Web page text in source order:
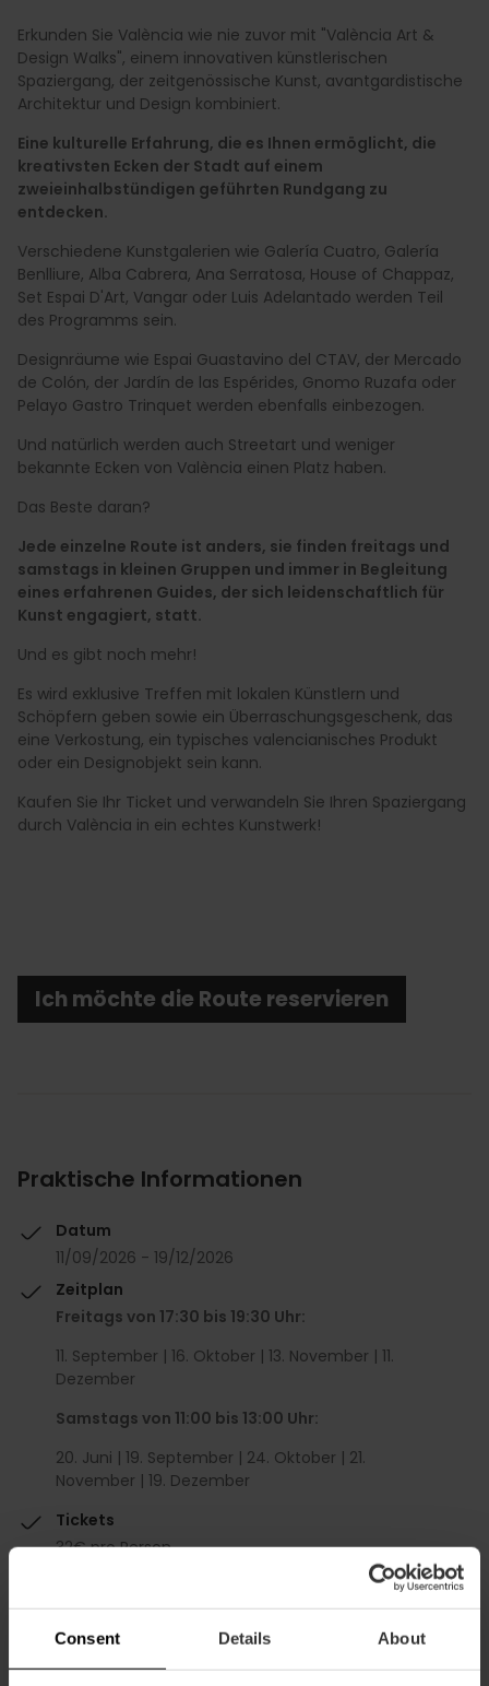
Consent Details About
Erkunden Sie València wie nie zuvor mit "València Art &
Design Walks", einem innovativen künstlerischen
Spaziergang, der zeitgenössische Kunst, avantgardistische
Architektur und Design kombiniert.
Eine kulturelle Erfahrung, die es Ihnen ermöglicht, die
kreativsten Ecken der Stadt auf einem
zweieinhalbstündigen geführten Rundgang zu
entdecken.
Verschiedene Kunstgalerien wie Galería Cuatro, Galería
Benlliure, Alba Cabrera, Ana Serratosa, House of Chappaz,
Set Espai D'Art, Vangar oder Luis Adelantado werden Teil
des Programms sein.
Designräume wie Espai Guastavino del CTAV, der Mercado
de Colón, der Jardín de las Espérides, Gnomo Ruzafa oder
Pelayo Gastro Trinquet werden ebenfalls einbezogen.
Und natürlich werden auch Streetart und weniger
bekannte Ecken von València einen Platz haben.
Das Beste daran?
Jede einzelne Route ist anders, sie finden freitags und
samstags in kleinen Gruppen und immer in Begleitung
eines erfahrenen Guides, der sich leidenschaftlich für
Kunst engagiert, statt.
Und es gibt noch mehr!
Es wird exklusive Treffen mit lokalen Künstlern und
Schöpfern geben sowie ein Überraschungsgeschenk, das
eine Verkostung, ein typisches valencianisches Produkt
oder ein Designobjekt sein kann.
Kaufen Sie Ihr Ticket und verwandeln Sie Ihren Spaziergang
durch València in ein echtes Kunstwerk!
Ich möchte die Route reservieren
Praktische Informationen
Datum
11/09/2026 - 19/12/2026
Zeitplan
Freitags von 17:30 bis 19:30 Uhr:
11. September | 16. Oktober | 13. November | 11.
Dezember
Samstags von 11:00 bis 13:00 Uhr:
20. Juni | 19. September | 24. Oktober | 21.
November | 19. Dezember
Tickets
32€ pro Person.
Nicht empfohlen für Kinder unter 15 Jahren.